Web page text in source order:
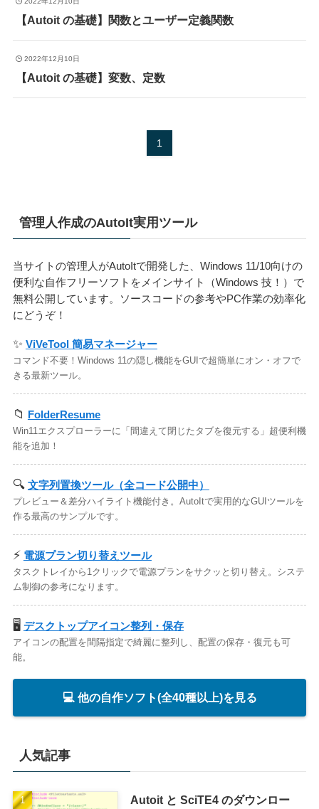
【Autoit の基礎】関数とユーザー定義関数
2022年12月10日
【Autoit の基礎】変数、定数
1
管理人作成のAutoIt実用ツール
当サイトの管理人がAutoItで開発した、Windows 11/10向けの
便利な自作フリーソフトをメインサイト（Windows 技！）で
無料公開しています。ソースコードの参考やPC作業の効率化
にどうぞ！
✨ ViVeTool 簡易マネージャー
コマンド不要！Windows 11の隠し機能をGUIで超簡単にオン・オフで
きる最新ツール。
📁 FolderResume
Win11エクスプローラーに「間違えて閉じたタブを復元する」超便利機
能を追加！
🔍 文字列置換ツール（全コード公開中）
プレビュー＆差分ハイライト機能付き。AutoItで実用的なGUIツールを
作る最高のサンプルです。
⚡ 電源プラン切り替えツール
タスクトレイから1クリックで電源プランをサクッと切り替え。システ
ム制御の参考になります。
🖥️ デスクトップアイコン整列・保存
アイコンの配置を間隔指定で綺麗に整列し、配置の保存・復元も可
能。
💻 他の自作ソフト(全40種以上)を見る
人気記事
Autoit と SciTE4 のダウンロー